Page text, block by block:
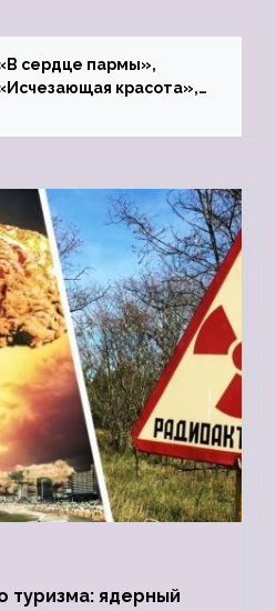
сердце пармы»,
красота»,
туризма: ядерный